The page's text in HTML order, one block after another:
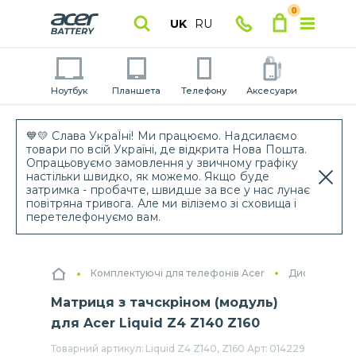
💙💛 Слава УкраЇні! Ми працюємо. Надсилаємо
товари по всій Україні, де відкрита Нова Пошта.
Опрацьовуємо замовлення у звичному графіку
настільки швидко, як можемо. Якщо буде
затримка - пробачте, швидше за все у нас лунає
повітряна тривога. Але ми віліземо зі сховища і
перетелефонуємо вам.
UK RU
0
Ноутбук Планшета Телефону Аксесуари
Комплектуючі для телефонів Acer Дисплейний
Матриця з тачскріном (модуль)
для Acer Liquid Z4 Z140 Z160
Товарний артикул: Liquid Z4 Z140, Z160 Арт: 014229